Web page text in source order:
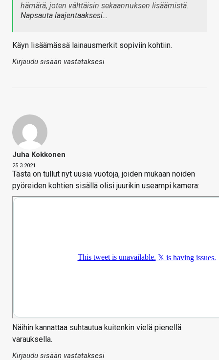
hämärä, joten välttäisin sekaannuksen lisäämistä.
Napsauta laajentaaksesi…
Käyn lisäämässä lainausmerkit sopiviin kohtiin.
Kirjaudu sisään vastataksesi
Juha Kokkonen
25.3.2021
Tästä on tullut nyt uusia vuotoja, joiden mukaan noiden
pyöreiden kohtien sisällä olisi juurikin useampi kamera:
Näihin kannattaa suhtautua kuitenkin vielä pienellä
varauksella.
Kirjaudu sisään vastataksesi